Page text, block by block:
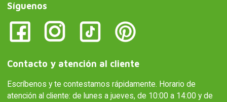
Síguenos
Contacto y atención al cliente
Escríbenos y te contestamos rápidamente. Horario de
atención al cliente: de lunes a jueves, de 10:00 a 14:00 y de